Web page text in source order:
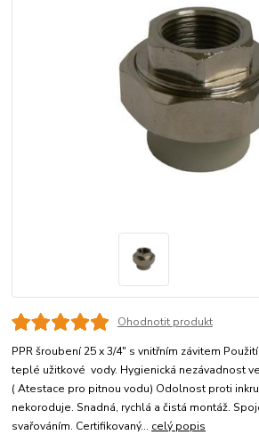
Ohodnotit produkt
PPR šroubení 25 x 3/4" s vnitřním závitem
teplé užitkové vody. Hygienická nezávadnost
( Atestace pro pitnou vodu) Odolnost proti
nekoroduje. Snadná, rychlá a čistá montáž.
svařováním. Certifikovaný... celý popis